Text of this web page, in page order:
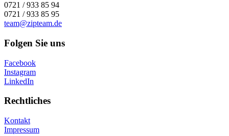
0721 / 933 85 94
0721 / 933 85 95
team@zipteam.de
Folgen Sie uns
Facebook
Instagram
LinkedIn
Rechtliches
Kontakt
Impressum